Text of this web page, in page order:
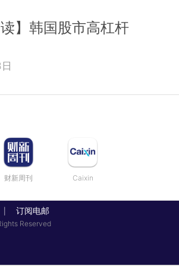
读】韩国股市高杠杆
财新周刊 Caixin
订阅电邮
Reserved